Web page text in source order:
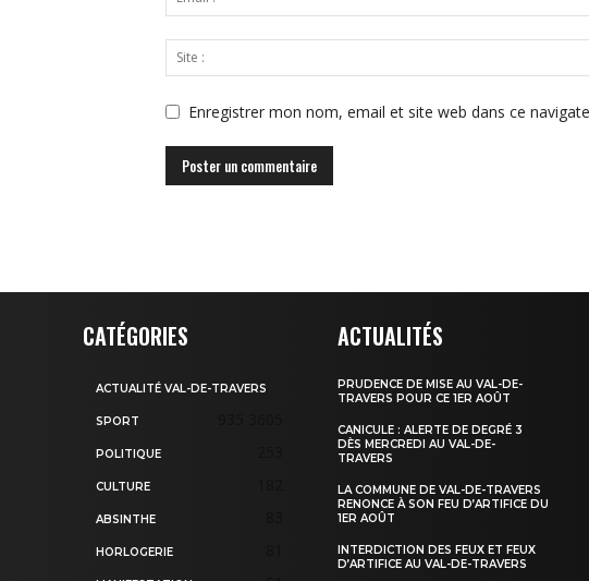
Enregistrer mon nom, email et site web dans ce
CATÉGORIES
ACTUALITÉ VAL-DE-TRAVERS
SPORT
POLITIQUE
CULTURE
ABSINTHE
HORLOGERIE
ACTUALITÉS
PRUDENCE DE MISE AU VAL-DE-
TRAVERS POUR CE 1ER AOÛT
CANICULE : ALERTE DE DEGRÉ 3
DÈS MERCREDI AU VAL-DE-
TRAVERS
LA COMMUNE DE VAL-DE-TRAVERS
RENONCE À SON FEU D’ARTIFICE DU
1ER AOÛT
INTERDICTION DES FEUX ET FEUX
D’ARTIFICE AU VAL-DE-TRAVERS